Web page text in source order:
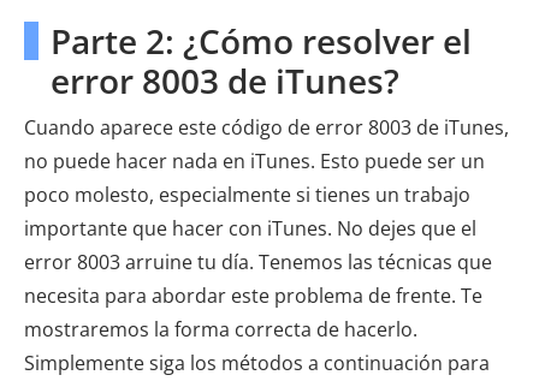
Parte 2: ¿Cómo resolver el
error 8003 de iTunes?
Cuando aparece este código de error 8003 de iTunes,
no puede hacer nada en iTunes. Esto puede ser un
poco molesto, especialmente si tienes un trabajo
importante que hacer con iTunes. No dejes que el
error 8003 arruine tu día. Tenemos las técnicas que
necesita para abordar este problema de frente. Te
mostraremos la forma correcta de hacerlo.
Simplemente siga los métodos a continuación para